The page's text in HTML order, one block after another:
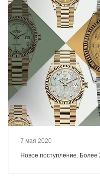
7 мая 2020
Новое поступление.